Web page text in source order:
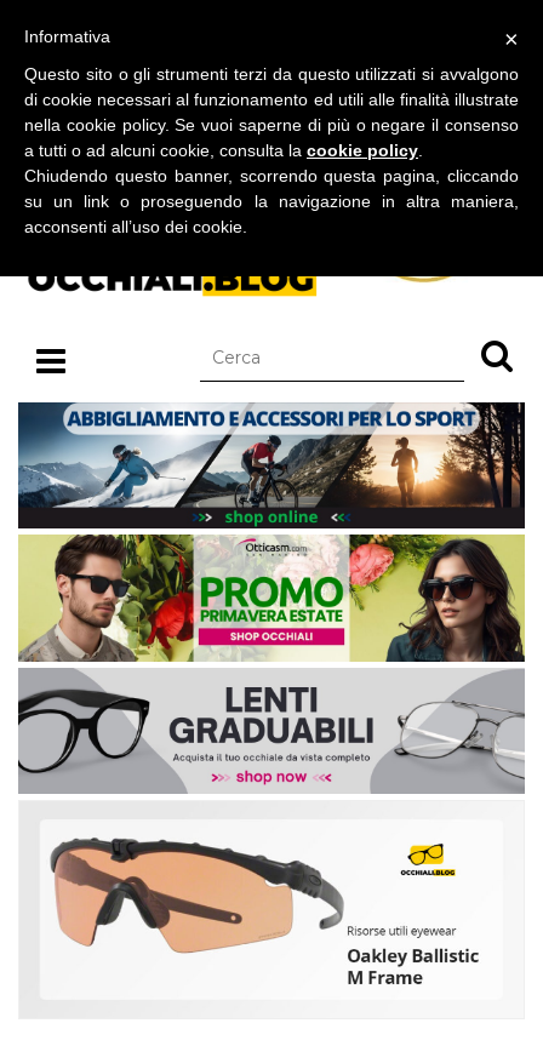
BLOG SU OCCHIALI DA SOLE E OCCHIALI DA VISTA
×
Informativa
Questo sito o gli strumenti terzi da questo utilizzati si avvalgono
di cookie necessari al funzionamento ed utili alle finalità illustrate
nella cookie policy. Se vuoi saperne di più o negare il consenso
a tutti o ad alcuni cookie, consulta la cookie policy
Chiudendo questo banner, scorrendo questa pagina, cliccando
su un link o proseguendo la navigazione in altra maniera,
acconsenti all’uso dei cookie.